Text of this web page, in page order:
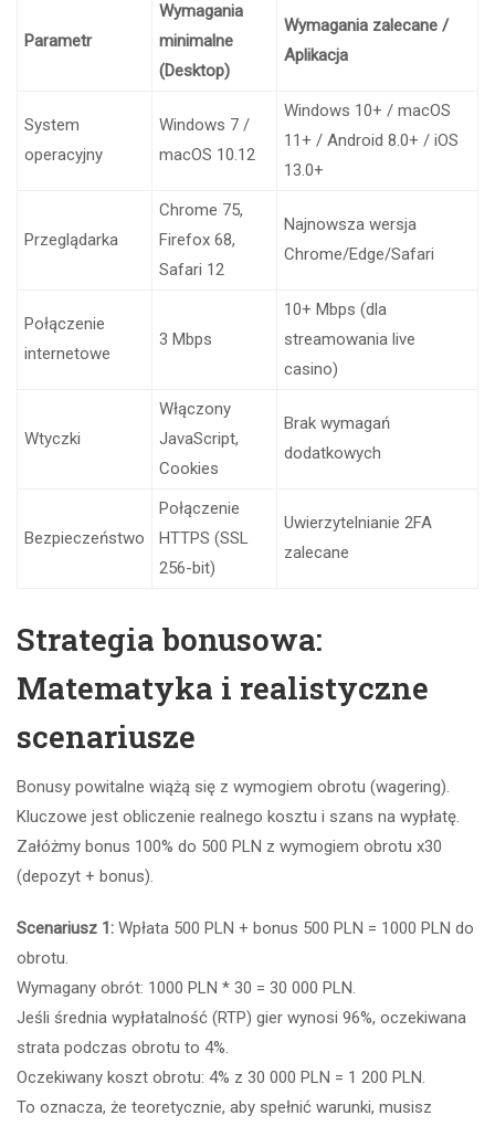
Parametr
Wymagania
minimalne
(Desktop)
Wymagania zalecane /
Aplikacja
System
operacyjny
Windows 7 /
macOS 10.12
Windows 10+ / macOS
11+ / Android 8.0+ / iOS
13.0+
Przeglądarka
Chrome 75,
Firefox 68,
Safari 12
Najnowsza wersja
Chrome/Edge/Safari
Połączenie
internetowe
3 Mbps
10+ Mbps (dla
streamowania live
casino)
Wtyczki
Włączony
JavaScript,
Cookies
Brak wymagań
dodatkowych
Bezpieczeństwo
Połączenie
HTTPS (SSL
256-bit)
Uwierzytelnianie 2FA
zalecane
Strategia bonusowa:
Matematyka i realistyczne
scenariusze
Bonusy powitalne wiążą się z wymogiem obrotu (wagering).
Kluczowe jest obliczenie realnego kosztu i szans na wypłatę.
Załóżmy bonus 100% do 500 PLN z wymogiem obrotu x30
(depozyt + bonus).
Scenariusz 1: Wpłata 500 PLN + bonus 500 PLN = 1000 PLN do
obrotu.
Wymagany obrót: 1000 PLN * 30 = 30 000 PLN.
Jeśli średnia wypłatalność (RTP) gier wynosi 96%, oczekiwana
strata podczas obrotu to 4%.
Oczekiwany koszt obrotu: 4% z 30 000 PLN = 1 200 PLN.
To oznacza, że teoretycznie, aby spełnić warunki, musisz